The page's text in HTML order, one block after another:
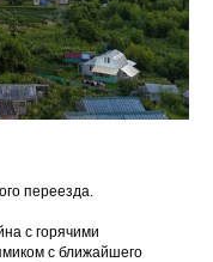
переезда.
с горячими
с ближайшего